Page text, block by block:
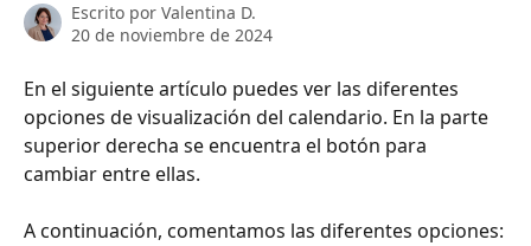
Escrito por Valentina D.
20 de noviembre de 2024
En el siguiente artículo puedes ver las diferentes
opciones de visualización del calendario. En la parte
superior derecha se encuentra el botón para
cambiar entre ellas.
A continuación, comentamos las diferentes opciones: